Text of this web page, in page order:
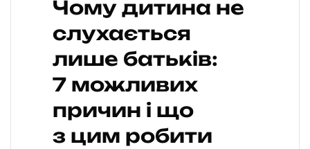
Чому дитина не
слухається
лише батьків:
7 можливих
причин і що
з цим робити